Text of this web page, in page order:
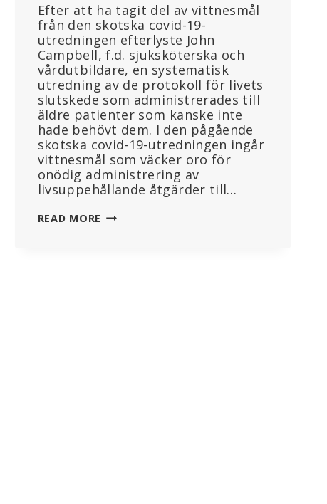
Efter att ha tagit del av vittnesmål
från den skotska covid-19-
utredningen efterlyste John
Campbell, f.d. sjuksköterska och
vårdutbildare, en systematisk
utredning av de protokoll för livets
slutskede som administrerades till
äldre patienter som kanske inte
hade behövt dem. I den pågående
skotska covid-19-utredningen ingår
vittnesmål som väcker oro för
onödig administrering av
livsuppehållande åtgärder till…
READ MORE DÖDLIG